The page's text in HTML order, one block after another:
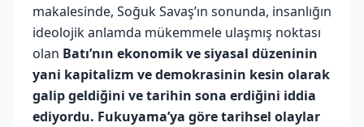
makalesinde, Soğuk Savaş’ın sonunda, insanlığın
ideolojik anlamda mükemmele ulaşmış noktası
olan Batı’nın ekonomik ve siyasal düzeninin
yani kapitalizm ve demokrasinin kesin olarak
galip geldiğini ve tarihin sona erdiğini iddia
ediyordu. Fukuyama’ya göretarihsel olaylar